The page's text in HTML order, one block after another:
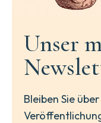
Unser
Bleiben Sie